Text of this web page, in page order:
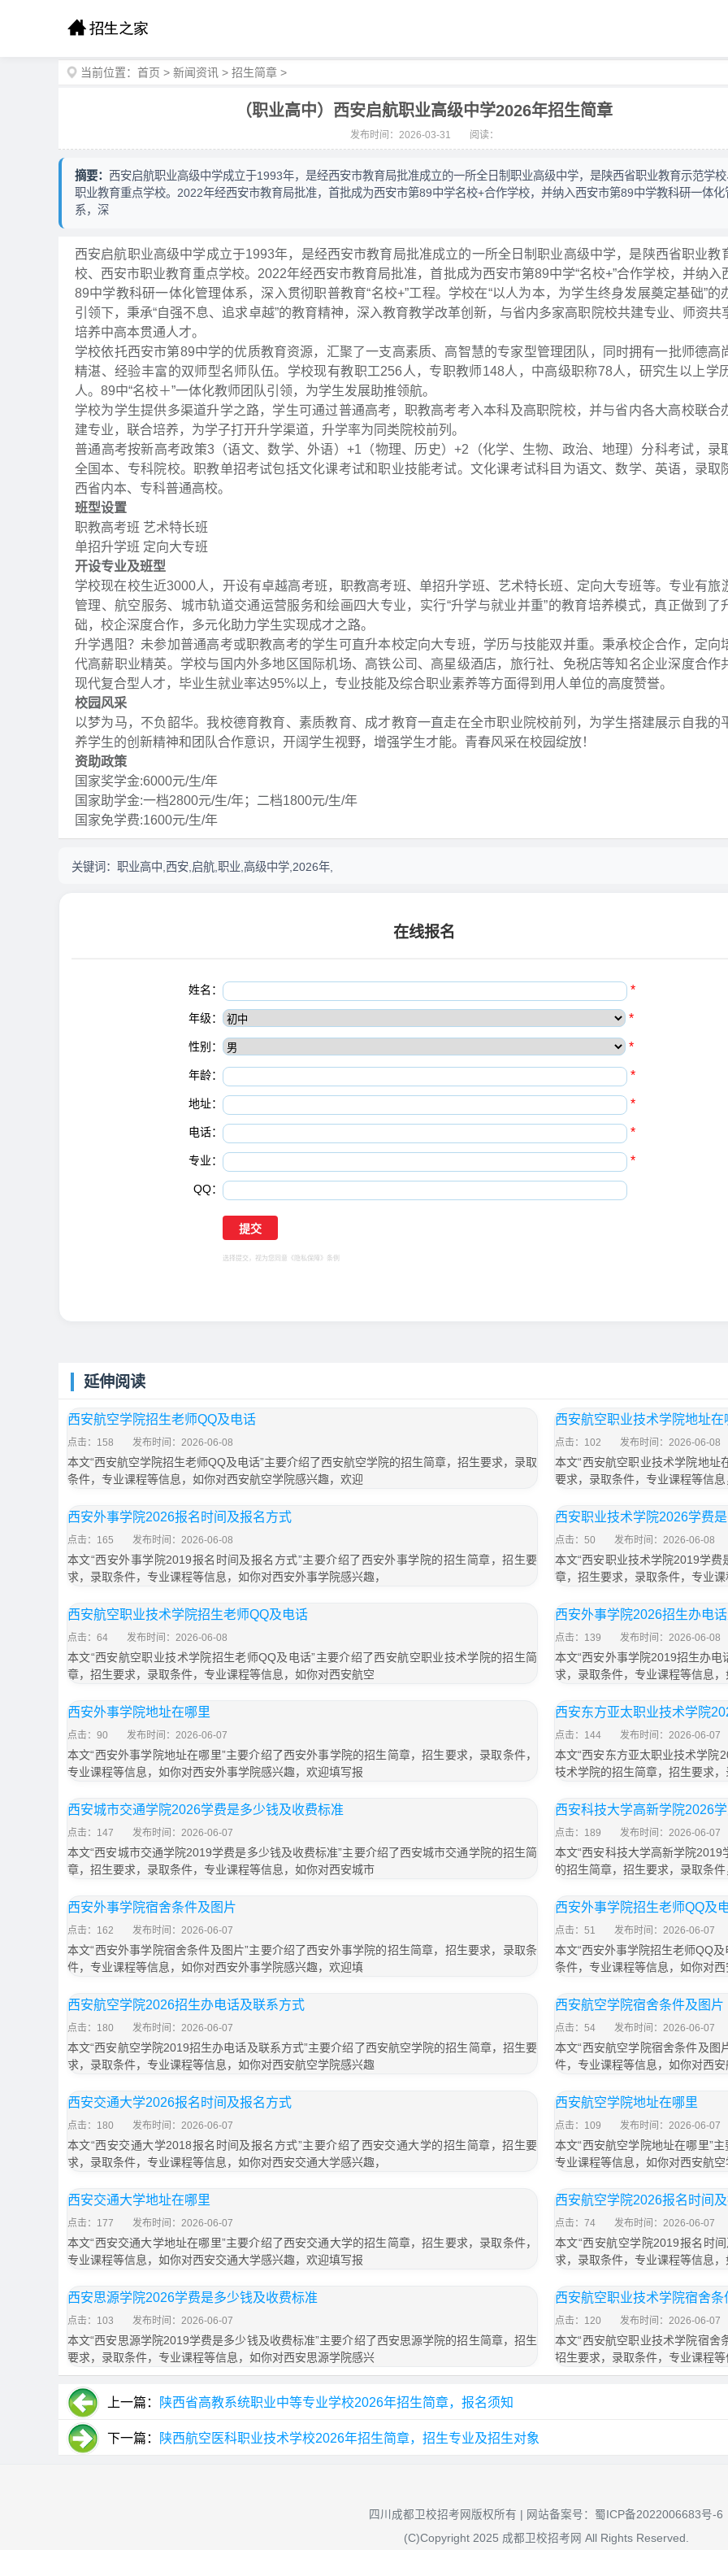
当前位置： 首页 > 新闻资讯 > 招生简章 >
（职业高中）西安启航职业高级中学2026年招生简章
发布时间：2026-03-31 阅读：
摘要： 西安启航职业高级中学成立于1993年，是经西安市教育局批准成立的一所全日制职业高级中学，是陕西省职业教育示范学
职业教育重点学校。2022年经西安市教育局批准，首批成为西安市第89中学名校+合作学校，并纳入西安市第89中学教科研一体化
系，深
西安启航职业高级中学成立于1993年，是经西安市教育局批准成立的一所全日制职业高级中学，是陕西省职业教
校、西安市职业教育重点学校。2022年经西安市教育局批准，首批成为西安市第89中学“名校+”合作学校，并纳入
89中学教科研一体化管理体系，深入贯彻职普教育“名校+”工程。学校在“以人为本，为学生终身发展奠定基础”的
引领下，秉承“自强不息、追求卓越”的教育精神，深入教育教学改革创新，与省内多家高职院校共建专业、师资共
培养中高本贯通人才。
学校依托西安市第89中学的优质教育资源，汇聚了一支高素质、高智慧的专家型管理团队，同时拥有一批师德高
精湛、经验丰富的双师型名师队伍。学校现有教职工256人，专职教师148人，中高级职称78人，研究生以上学
人。89中“名校＋”一体化教师团队引领，为学生发展助推领航。
学校为学生提供多渠道升学之路，学生可通过普通高考，职教高考考入本科及高职院校，并与省内各大高校联合
建专业，联合培养，为学子打开升学渠道，升学率为同类院校前列。
普通高考按新高考政策3（语文、数学、外语）+1（物理、历史）+2（化学、生物、政治、地理）分科考试，录
全国本、专科院校。职教单招考试包括文化课考试和职业技能考试。文化课考试科目为语文、数学、英语，录取
西省内本、专科普通高校。
班型设置
职教高考班 艺术特长班
单招升学班 定向大专班
开设专业及班型
学校现在校生近3000人，开设有卓越高考班，职教高考班、单招升学班、艺术特长班、定向大专班等。专业有旅
管理、航空服务、城市轨道交通运营服务和绘画四大专业，实行“升学与就业并重”的教育培养模式，真正做到了
础，校企深度合作，多元化助力学生实现成才之路。
升学遇阻？未参加普通高考或职教高考的学生可直升本校定向大专班，学历与技能双并重。秉承校企合作，定向
代高薪职业精英。学校与国内外多地区国际机场、高铁公司、高星级酒店，旅行社、免税店等知名企业深度合作
现代复合型人才，毕业生就业率达95%以上，专业技能及综合职业素养等方面得到用人单位的高度赞誉。
校园风采
以梦为马，不负韶华。我校德育教育、素质教育、成才教育一直走在全市职业院校前列，为学生搭建展示自我的
养学生的创新精神和团队合作意识，开阔学生视野，增强学生才能。青春风采在校园绽放！
资助政策
国家奖学金:6000元/生/年
国家助学金:一档2800元/生/年；二档1800元/生/年
国家免学费:1600元/生/年
关键词： 职业高中,西安,启航,职业,高级中学,2026年,
在线报名
姓名： *
年级： *
性别： *
年龄： *
地址： *
电话： *
专业： *
QQ：
选择提交，视为您同意 《隐私保障》 条例
延伸阅读
西安航空学院招生老师QQ及电话
点击：158 发布时间：2026-06-08
本文“西安航空学院招生老师QQ及电话”主要介绍了西安航空学院的招生简章，招生要求，录取
条件，专业课程等信息，如你对西安航空学院感兴趣，欢迎
西安航空职业技术学院地址在
点击：102 发布时间：2026-06-08
本文“西安航空职业技术学院地址
要求，录取条件，专业课程等信
西安外事学院2026报名时间及报名方式
点击：165 发布时间：2026-06-08
本文“西安外事学院2019报名时间及报名方式”主要介绍了西安外事学院的招生简章，招生要
求，录取条件，专业课程等信息，如你对西安外事学院感兴趣，
西安职业技术学院2026学费
点击：50 发布时间：2026-06-08
本文“西安职业技术学院2019学
章，招生要求，录取条件，专业
西安航空职业技术学院招生老师QQ及电话
点击：64 发布时间：2026-06-08
本文“西安航空职业技术学院招生老师QQ及电话”主要介绍了西安航空职业技术学院的招生简
章，招生要求，录取条件，专业课程等信息，如你对西安航空
西安外事学院2026招生办电
点击：139 发布时间：2026-06-08
本文“西安外事学院2019招生办
求，录取条件，专业课程等信息
西安外事学院地址在哪里
点击：90 发布时间：2026-06-07
本文“西安外事学院地址在哪里”主要介绍了西安外事学院的招生简章，招生要求，录取条件，
专业课程等信息，如你对西安外事学院感兴趣，欢迎填写报
西安东方亚太职业技术学院
点击：144 发布时间：2026-06-07
本文“西安东方亚太职业技术学院
技术学院的招生简章，招生要求
西安城市交通学院2026学费是多少钱及收费标准
点击：147 发布时间：2026-06-07
本文“西安城市交通学院2019学费是多少钱及收费标准”主要介绍了西安城市交通学院的招生简
章，招生要求，录取条件，专业课程等信息，如你对西安城市
西安科技大学高新学院2026
点击：189 发布时间：2026-06-07
本文“西安科技大学高新学院
的招生简章，招生要求，录取条
西安外事学院宿舍条件及图片
点击：162 发布时间：2026-06-07
本文“西安外事学院宿舍条件及图片”主要介绍了西安外事学院的招生简章，招生要求，录取条
件，专业课程等信息，如你对西安外事学院感兴趣，欢迎填
西安外事学院招生老师QQ及
点击：51 发布时间：2026-06-07
本文“西安外事学院招生老师QQ
条件，专业课程等信息，如你对
西安航空学院2026招生办电话及联系方式
点击：180 发布时间：2026-06-07
本文“西安航空学院2019招生办电话及联系方式”主要介绍了西安航空学院的招生简章，招生要
求，录取条件，专业课程等信息，如你对西安航空学院感兴趣
西安航空学院宿舍条件及图片
点击：54 发布时间：2026-06-07
本文“西安航空学院宿舍条件及图
件，专业课程等信息，如你对西
西安交通大学2026报名时间及报名方式
点击：180 发布时间：2026-06-07
本文“西安交通大学2018报名时间及报名方式”主要介绍了西安交通大学的招生简章，招生要
求，录取条件，专业课程等信息，如你对西安交通大学感兴趣，
西安航空学院地址在哪里
点击：109 发布时间：2026-06-07
本文“西安航空学院地址在哪里”
专业课程等信息，如你对西安航
西安交通大学地址在哪里
点击：177 发布时间：2026-06-07
本文“西安交通大学地址在哪里”主要介绍了西安交通大学的招生简章，招生要求，录取条件，
专业课程等信息，如你对西安交通大学感兴趣，欢迎填写报
西安航空学院2026报名时间
点击：74 发布时间：2026-06-07
本文“西安航空学院2019报名时
求，录取条件，专业课程等信息
西安思源学院2026学费是多少钱及收费标准
点击：103 发布时间：2026-06-07
本文“西安思源学院2019学费是多少钱及收费标准”主要介绍了西安思源学院的招生简章，招生
要求，录取条件，专业课程等信息，如你对西安思源学院感兴
西安航空职业技术学院宿舍条
点击：120 发布时间：2026-06-07
本文“西安航空职业技术学院宿舍
招生要求，录取条件，专业课程
上一篇： 陕西省高教系统职业中等专业学校2026年招生简章，报名须知
下一篇： 陕西航空医科职业技术学校2026年招生简章，招生专业及招生对象
四川成都卫校招考网版权所有 | 网站备案号： 蜀ICP备2022006683号-6
(C)Copyright 2025 成都卫校招考网 All Rights Reserved.